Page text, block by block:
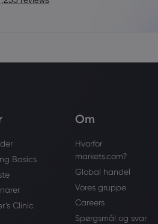
Basics
Clinic
Om
Hvorfor
markets.com?
Global handel
Vores gruppe
Careers
Spørgsmål og svar